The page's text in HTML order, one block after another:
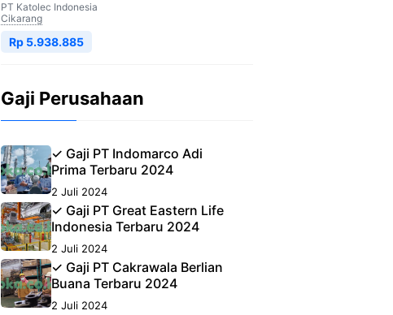
PT Katolec Indonesia
Cikarang
Rp 5.938.885
Gaji Perusahaan
✓ Gaji PT Indomarco Adi
Prima Terbaru 2024
2 Juli 2024
✓ Gaji PT Great Eastern Life
Indonesia Terbaru 2024
2 Juli 2024
✓ Gaji PT Cakrawala Berlian
Buana Terbaru 2024
2 Juli 2024